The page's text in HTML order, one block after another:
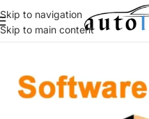
Skip to navigation
Skip to main content